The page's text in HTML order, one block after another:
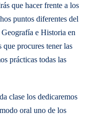
que hacer frente a los
puntos diferentes del
e Historia en
procures tener las
prácticas todas las
clase los dedicaremos
oral uno de los